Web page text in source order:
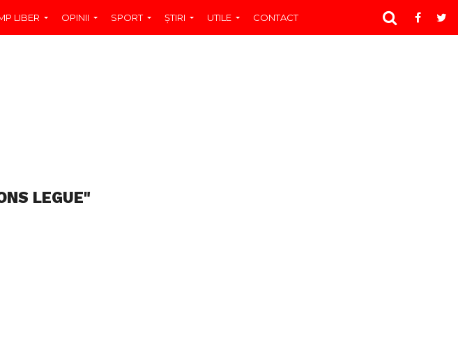
LIBER OPINII SPORT ŞTIRI UTILE CONTACT
LEGUE"